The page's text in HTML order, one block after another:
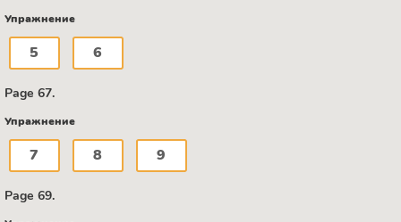
Упражнение
5 6
Page 67.
Упражнение
7 8 9
Page 69.